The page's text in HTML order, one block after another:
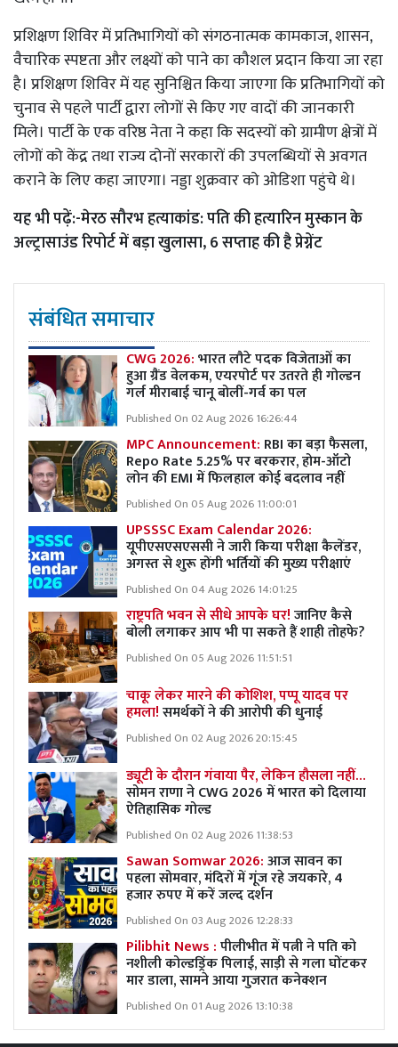
प्रशिक्षण शिविर में प्रतिभागियों को संगठनात्मक कामकाज, शासन,
वैचारिक स्पष्टता और लक्ष्यों को पाने का कौशल प्रदान किया जा रहा
है। प्रशिक्षण शिविर में यह सुनिश्चित किया जाएगा कि प्रतिभागियों को
चुनाव से पहले पार्टी द्वारा लोगों से किए गए वादों की जानकारी
मिले। पार्टी के एक वरिष्ठ नेता ने कहा कि सदस्यों को ग्रामीण क्षेत्रों में
लोगों को केंद्र तथा राज्य दोनों सरकारों की उपलब्धियों से अवगत
कराने के लिए कहा जाएगा। नड्डा शुक्रवार को ओडिशा पहुंचे थे।
यह भी पढ़ें:-मेरठ सौरभ हत्याकांड: पति की हत्यारिन मुस्कान के
अल्ट्रासाउंड रिपोर्ट में बड़ा खुलासा, 6 सप्ताह की है प्रेग्नेंट
संबंधित समाचार
CWG 2026:भारत लौटे पदक विजेताओं का
हुआ ग्रैंड वेलकम, एयरपोर्ट पर उतरते ही गोल्डन
गर्ल मीराबाई चानू बोलीं-गर्व का पल
Published On 02 Aug 2026 16:26:44
MPC Announcement: RBI का बड़ा फैसला,
Repo Rate 5.25% पर बरकरार, होम-ऑटो
लोन की EMI में फिलहाल कोई बदलाव नहीं
Published On 05 Aug 2026 11:00:01
UPSSSC Exam Calendar 2026:
यूपीएसएसएससी ने जारी किया परीक्षा कैलेंडर,
अगस्त से शुरू होंगी भर्तियों की मुख्य परीक्षाएं
Published On 04 Aug 2026 14:01:25
राष्ट्रपति भवन से सीधे आपके घर!जानिए कैसे
बोली लगाकर आप भी पा सकते हैं शाही तोहफे?
Published On 05 Aug 2026 11:51:51
चाकू लेकर मारने की कोशिश, पप्पू यादव पर
हमला!समर्थकों ने की आरोपी की धुनाई
Published On 02 Aug 2026 20:15:45
ड्यूटी के दौरान गंवाया पैर, लेकिन हौसला नहीं…
सोमन राणा ने CWG 2026 में भारत को दिलाया
ऐतिहासिक गोल्ड
Published On 02 Aug 2026 11:38:53
Sawan Somwar 2026:आज सावन का
पहला सोमवार, मंदिरों में गूंज रहे जयकारे, 4
हजार रुपए में करें जल्द दर्शन
Published On 03 Aug 2026 12:28:33
Pilibhit News :पीलीभीत में पत्नी ने पति को
नशीली कोल्डड्रिंक पिलाई, साड़ी से गला घोंटकर
मार डाला, सामने आया गुजरात कनेक्शन
Published On 01 Aug 2026 13:10:38